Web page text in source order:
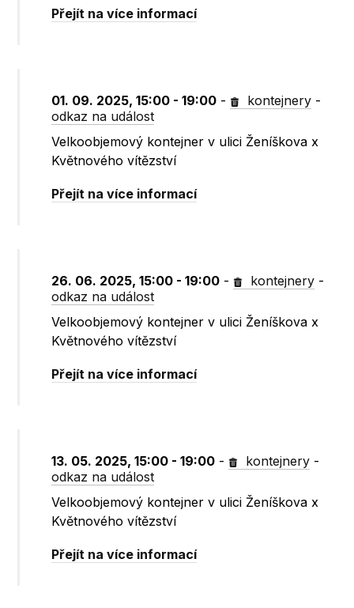
Přejít na více informací
01. 09. 2025, 15:00 - 19:00 - kontejnery -
odkaz na událost
Velkoobjemový kontejner v ulici Ženíškova x
Květnového vítězství
Přejít na více informací
26. 06. 2025, 15:00 - 19:00 - kontejnery -
odkaz na událost
Velkoobjemový kontejner v ulici Ženíškova x
Květnového vítězství
Přejít na více informací
13. 05. 2025, 15:00 - 19:00 - kontejnery -
odkaz na událost
Velkoobjemový kontejner v ulici Ženíškova x
Květnového vítězství
Přejít na více informací